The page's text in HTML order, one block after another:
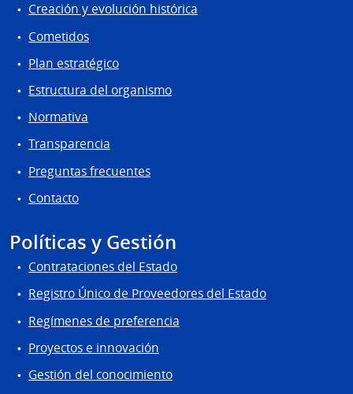
Creación y evolución histórica
Cometidos
Plan estratégico
Estructura del organismo
Normativa
Transparencia
Preguntas frecuentes
Contacto
Políticas y Gestión
Contrataciones del Estado
Registro Único de Proveedores del Estado
Regímenes de preferencia
Proyectos e innovación
Gestión del conocimiento